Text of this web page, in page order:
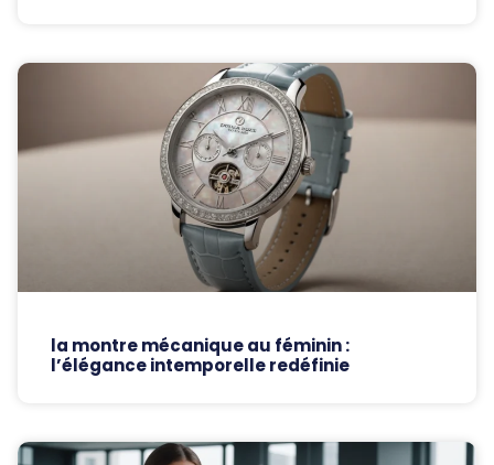
la montre mécanique au féminin :
l’élégance intemporelle redéfinie